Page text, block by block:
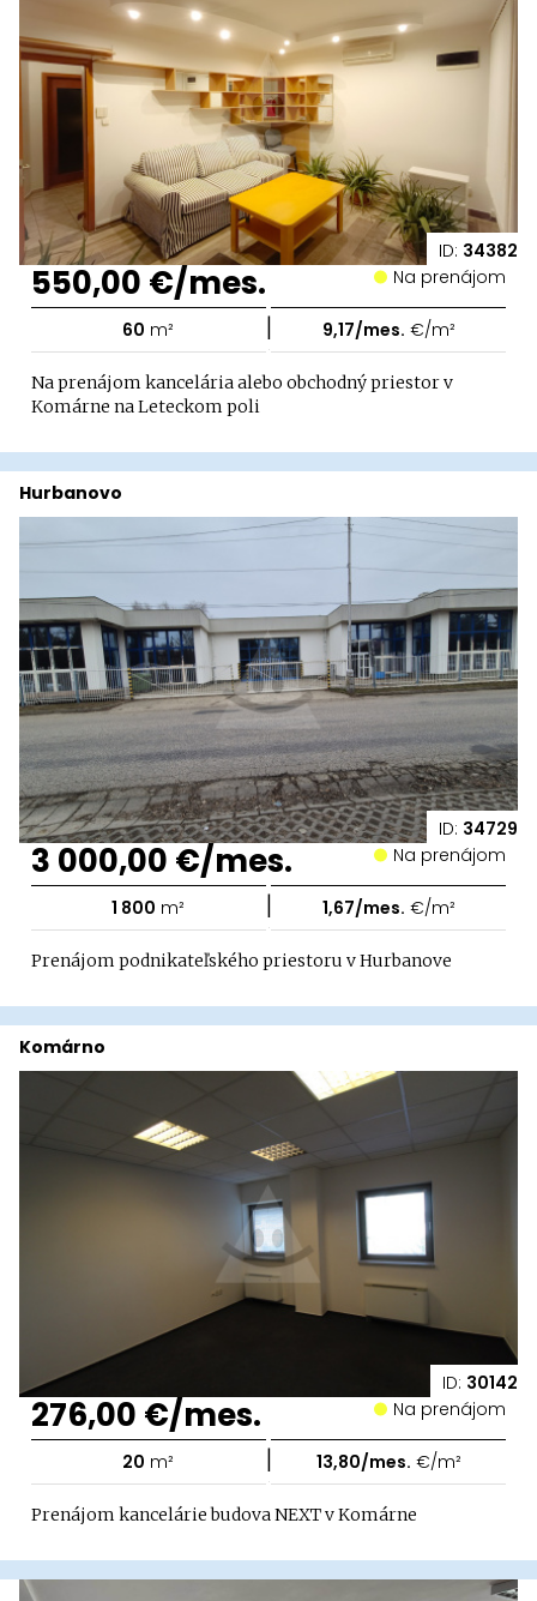
ID: 34382
550,00 €/mes. Na prenájom
60 m² | 9,17/mes. €/m²
Na prenájom kancelária alebo obchodný priestor v
Komárne na Leteckom poli
ID: 34729
Hurbanovo
3 000,00 €/mes. Na prenájom
1 800 m² | 1,67/mes. €/m²
Prenájom podnikateľského priestoru v Hurbanove
ID: 30142
Komárno
276,00 €/mes. Na prenájom
20 m² | 13,80/mes. €/m²
Prenájom kancelárie budova NEXT v Komárne